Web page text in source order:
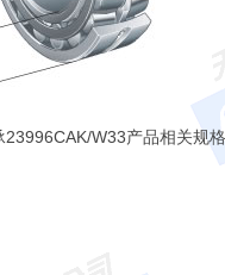
W33产品相关规格